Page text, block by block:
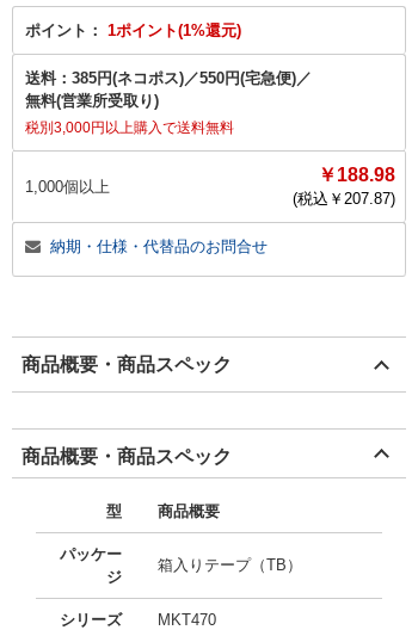
ポイント： 1ポイント(1%還元)
送料： 385円(ネコポス)／550円(宅急便)／
無料(営業所受取り)
税別3,000円以上購入で送料無料
1,000個以上
￥188.98
(税込￥ 207.87)
納期・仕様・代替品のお問合せ
商品概要・商品スペック
商品概要・商品スペック
型 商品概要
パッケー
ジ
箱入りテープ（TB）
シリーズ MKT470